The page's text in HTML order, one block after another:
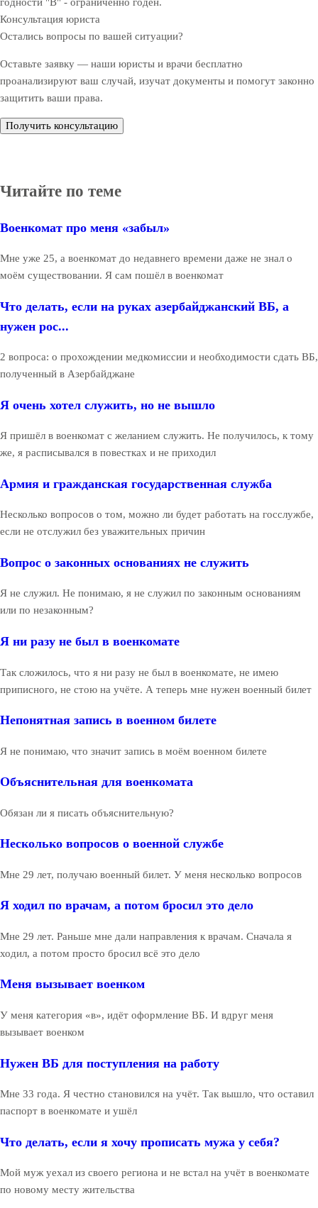
Консультация юриста
Остались вопросы по вашей ситуации?
Оставьте заявку — наши юристы и врачи бесплатно
проанализируют ваш случай, изучат документы и помогут законно
защитить ваши права.
Получить консультацию
Читайте по теме
Военкомат про меня «забыл»
Мне уже 25, а военкомат до недавнего времени даже не знал о
моём существовании. Я сам пошёл в военкомат
Что делать, если на руках азербайджанский ВБ, а
нужен рос...
2 вопроса: о прохождении медкомиссии и необходимости сдать ВБ,
полученный в Азербайджане
Я очень хотел служить, но не вышло
Я пришёл в военкомат с желанием служить. Не получилось, к тому
же, я расписывался в повестках и не приходил
Армия и гражданская государственная служба
Несколько вопросов о том, можно ли будет работать на госслужбе,
если не отслужил без уважительных причин
Вопрос о законных основаниях не служить
Я не служил. Не понимаю, я не служил по законным основаниям
или по незаконным?
Я ни разу не был в военкомате
Так сложилось, что я ни разу не был в военкомате, не имею
приписного, не стою на учёте. А теперь мне нужен военный билет
Непонятная запись в военном билете
Я не понимаю, что значит запись в моём военном билете
Объяснительная для военкомата
Обязан ли я писать объяснительную?
Несколько вопросов о военной службе
Мне 29 лет, получаю военный билет. У меня несколько вопросов
Я ходил по врачам, а потом бросил это дело
Мне 29 лет. Раньше мне дали направления к врачам. Сначала я
ходил, а потом просто бросил всё это дело
Меня вызывает военком
У меня категория «в», идёт оформление ВБ. И вдруг меня
вызывает военком
Нужен ВБ для поступления на работу
Мне 33 года. Я честно становился на учёт. Так вышло, что оставил
паспорт в военкомате и ушёл
Что делать, если я хочу прописать мужа у себя?
Мой муж уехал из своего региона и не встал на учёт в военкомате
по новому месту жительства